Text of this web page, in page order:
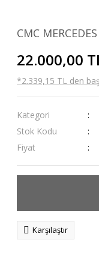
CMC
22.000,00
*2.339,15 TL den
Kategori
Stok Kodu
Fiyat
Karşılaştır